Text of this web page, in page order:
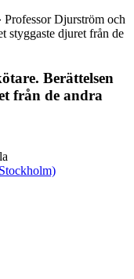
Professor Djurström och
styggaste djuret från de
Berättelsen
från de andra